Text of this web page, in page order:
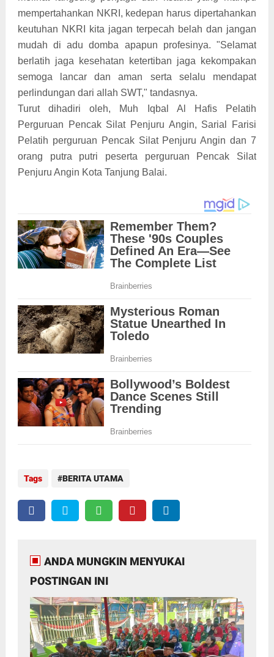
mempertahankan NKRI, kedepan harus dipertahankan
keutuhan NKRI kita jagan terpecah belah dan jangan
mudah di adu domba apapun profesinya. "Selamat
berlatih jaga kesehatan ketertiban jaga kekompakan
semoga lancar dan aman serta selalu mendapat
perlindungan dari allah SWT," tandasnya.
Turut dihadiri oleh, Muh Iqbal Al Hafis Pelatih
Perguruan Pencak Silat Penjuru Angin, Sarial Farisi
Pelatih perguruan Pencak Silat Penjuru Angin dan 7
orang putra putri peserta perguruan Pencak Silat
Penjuru Angin Kota Tanjung Balai.
Tags BERITA UTAMA
ANDA MUNGKIN MENYUKAI
POSTINGAN INI